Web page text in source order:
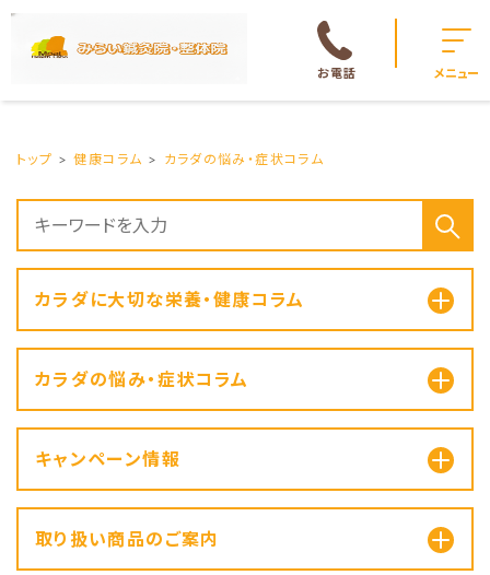
お電話 メニュー
トップ 健康コラム カラダの悩み・症状コラム
カラダに大切な栄養・健康コラム
カラダの悩み・症状コラム
キャンペーン情報
取り扱い商品のご案内